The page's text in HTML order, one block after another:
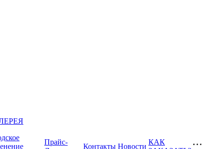
Прайс-
Контакты Новости
КАК